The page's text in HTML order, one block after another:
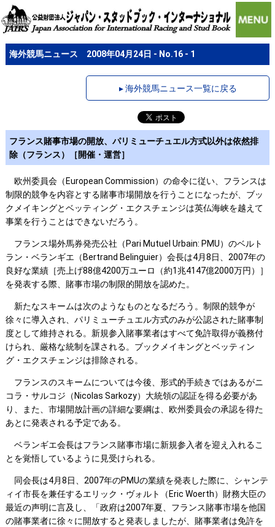
海外競馬ニュース 2008年04月24日 - No.16 - 1
▸ 海外競馬ニュース一覧に戻る
フランス賭事市場の開放、パリミューチュエル方式以外は依然排
除（フランス）［開催・運営］
欧州委員会（European Commission）の命令に従い、フランスは
制限的競争を内容とする賭事市場開放を行うことになったが、ブッ
クメイキングとベッティング・エクスチェンジは英仏海峡を越えて
事業を行うことはできないだろう。
フランス場外馬券発売公社（Pari Mutuel Urbain: PMU）のベルト
ラン・ベランギエ（Bertrand Belinguier）会長は4月8日、2007年の
良好な業績［売上げ88億4200万ユーロ（約1兆4147億2000万円）］
を発表する際、賭事市場の制限的開放を認めた。
新たなスキームは次のようなものとなるだろう。制限的競争が
徐々に導入され、パリミューチュエル方式のみが公認された賭事制
度として維持される。新規参入賭事業者はすべて免許取得が義務付
けられ、厳格な統制を課される。ブックメイキングとベッティン
グ・エクスチェンジは排除される。
フランスのスキームについては今後、形式的手続きではあるがニ
コラ・サルコジ（Nicolas Sarkozy）大統領の認証を得る必要があ
り、また、市場開放計画の詳細な要綱は、欧州委員会の承認を得た
あとに発表される予定である。
ベランギエ会長はフランス賭事市場に新規参入者を迎え入れるこ
とを覚悟しているように見受けられる。
同会長は4月8日、2007年のPMUの業績を発表した際に、シャンテ
ィイ市長を兼任するエリック・ヴォルト（Eric Woerth）財務大臣の
最近の声明に言及し、「政府は2007年夏、フランス賭事市場を他国
の賭事業者に徐々に開放すると発表しましたが、賭事業者は免許を